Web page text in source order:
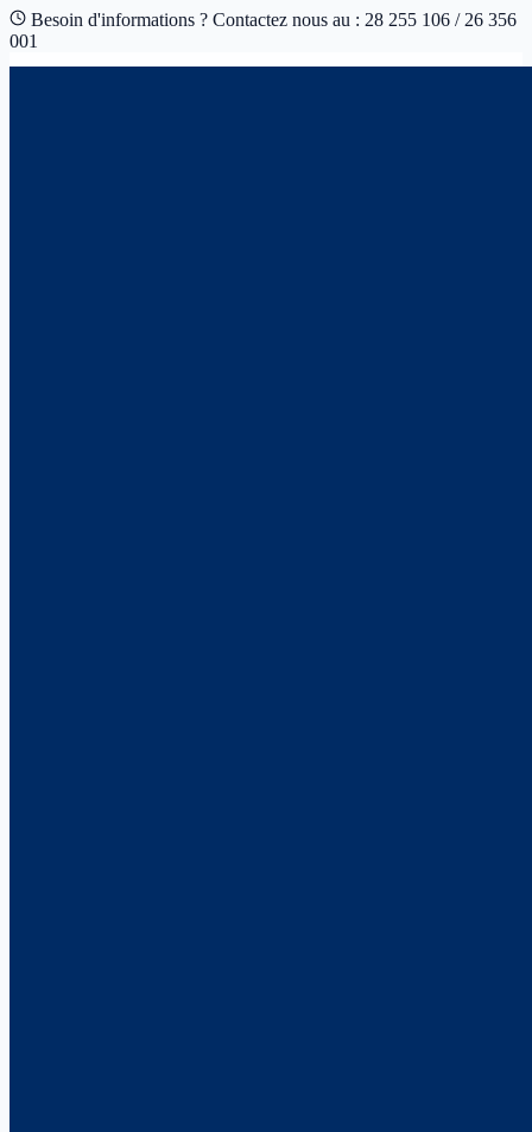
Besoin d'informations ? Contactez nous au : 28 255 106 / 26 356
001